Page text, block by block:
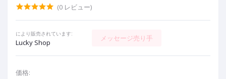
(0 レビュー)
により販売されています:
Lucky Shop
メッセージ売り手
価格: